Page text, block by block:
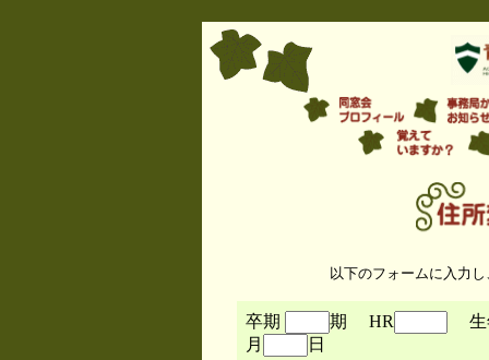
以下のフォームに入力
卒期 期 HR
生
月
日